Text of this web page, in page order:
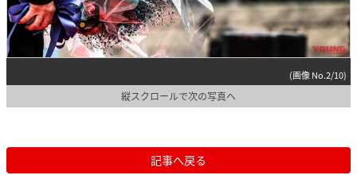
(画像 No.2/10)
縦スクロールで次の写真へ
記事へ戻る